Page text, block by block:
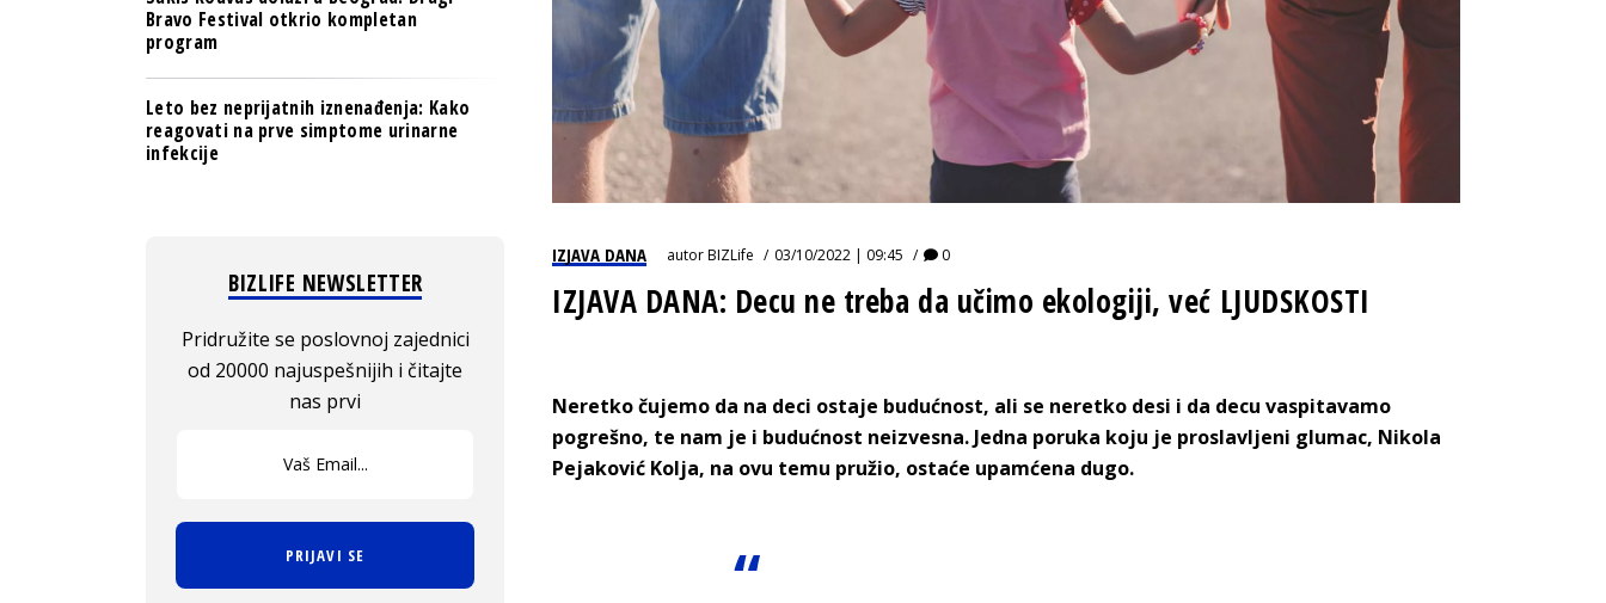
IZJAVA DANA autorBIZLife 03/10/2022 | 09:45 0
IZJAVA DANA: Decu ne treba da učimo ekologiji, već LJUDSKOSTI
Neretko čujemo da na deci ostaje budućnost, ali se neretko desi i da decu vaspitavamo
pogrešno, te nam je i budućnost neizvesna. Jedna poruka koju je proslavljeni glumac, Nikola
Pejaković Kolja, na ovu temu pružio, ostaće upamćena dugo.
Bravo Festival otkrio kompletan
program
Leto bez neprijatnih iznenađenja: Kako
reagovati na prve simptome urinarne
infekcije
BIZLIFE NEWSLETTER
Pridružite se poslovnoj zajednici
od 20000 najuspešnijih i čitajte
nas prvi
PRIJAVI SE